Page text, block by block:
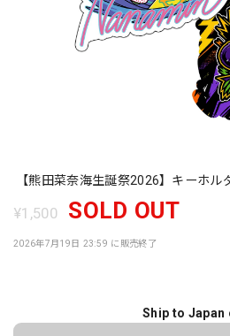
【熊田菜奈海生誕祭2026】キーホル
¥1,500 SOLD OUT
2026年7月19日 23:59 に販売終了
Ship to Japan